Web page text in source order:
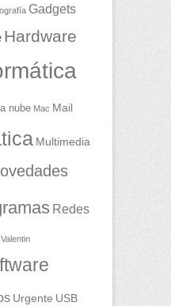
Gadgets
Hardware
nube Mac Mail
Multimedia
Redes
Urgente USB